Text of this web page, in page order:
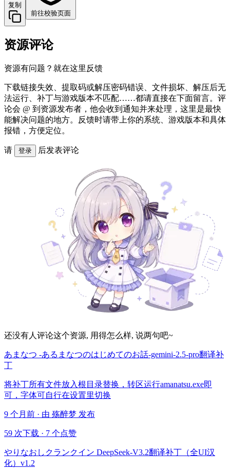
复制
前往校验页面
资源评论
资源有问题？就在这里反馈
下载链接失效、提取码或解压密码错误、文件损坏、解压后无
法运行、补丁与游戏版本不匹配……都请直接在下面留言。评
论会 @ 到资源发布者，他会收到通知并来处理，这里是最快
能解决问题的地方。反馈时请带上你的系统、游戏版本和具体
报错，方便定位。
请 登录 后发表评论
还没有人评论这个资源, 用得怎么样, 说两句吧~
あまなつ -あるまなつのはじめてのお話-gemini-2.5-pro翻译补
丁
将补丁所有文件放入根目录替换，转区运行amanatsu.exe即
可，字体可自行在设置里切换
9 个月前 · 由 殇醉梦 发布
59 次下载 · 7 个点赞
やりなおしクランクイン DeepSeek-V3.2翻译补丁（全UI汉
化）v1.2